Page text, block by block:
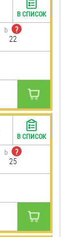
b
?
22
В СПИСОК
b
?
25
В СПИСОК